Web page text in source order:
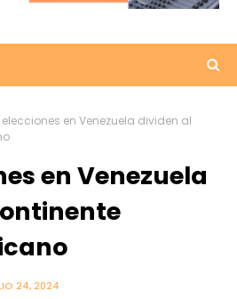
elecciones en Venezuela dividen al
en Venezuela
24, 2024